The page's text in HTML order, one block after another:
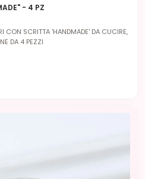
- 4 PZ
CON SCRITTA 'HANDMADE' DA CUCIRE,
DA 4 PEZZI